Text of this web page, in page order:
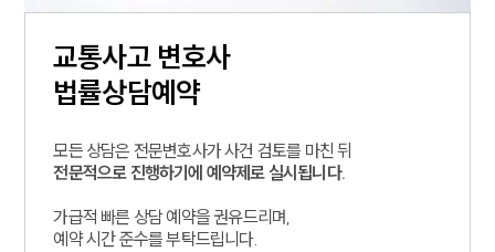
교통사고변호사
법률상담예약
모든 상담은 전문변호사가 사건 검토를 마친 뒤
전문적으로 진행하기에 예약제로 실시됩니다.
가급적 빠른 상담 예약을 권유드리며,
예약 시간 준수를 부탁드립니다.